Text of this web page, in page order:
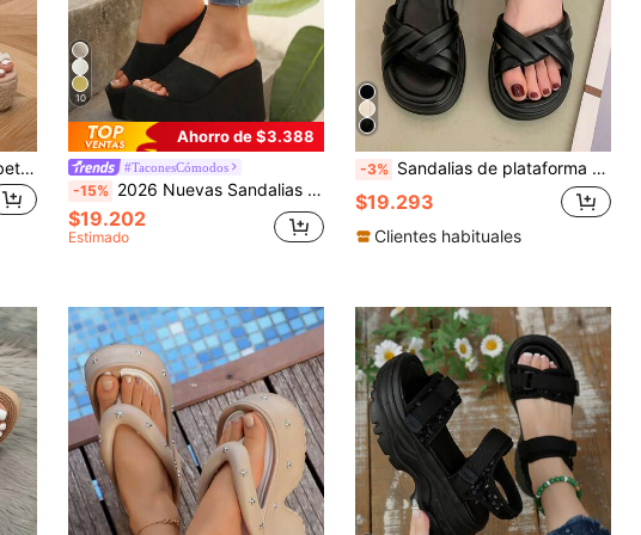
Sandalias de esparto con ribete crudo para mujer, sandalias de cuña de paja para vacaciones y exteriores, atuendos de primavera y verano
10
Ahorro de $3.388
#TaconesCómodos
-15% 2026 Nuevas Sandalias de Plataforma de Cuña de Ante para Mujer, Punta Abierta, Sin Cordones, Suela Gruesa Alta, Zapatos Casuales de Verano para Caminar y Playa
$19.202
Estimado
-3% Sandalias de plataforma con cuña para mujer, nuevas de primavera, de cuero PU, para exterior, de moda, versátiles, con tiras cruzadas, zapatos de verano
$19.293
Clientes habituales